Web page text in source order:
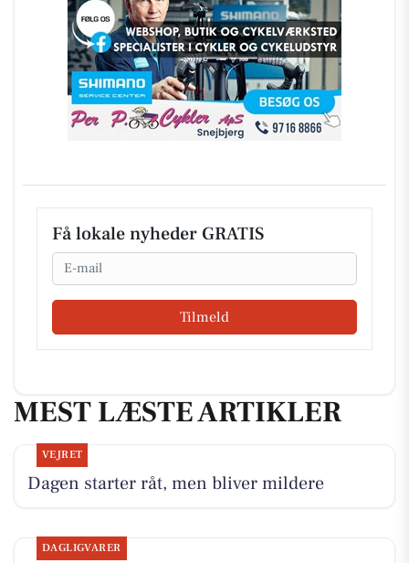
Få lokale nyheder GRATIS
Email
Tilmeld
MEST LÆSTE ARTIKLER
VEJRET
Dagen starter råt, men bliver mildere
DAGLIGVARER